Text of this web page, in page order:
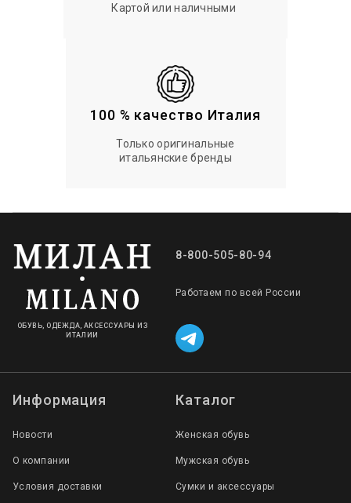
Картой или наличными
100 % качество Италия
Только оригинальные
итальянские бренды
ОБУВЬ, ОДЕЖДА, АКСЕССУАРЫ ИЗ
ИТАЛИИ
8-800-505-80-94
Работаем по всей России
Информация
Новости
О компании
Условия доставки
Каталог
Женская обувь
Мужская обувь
Сумки и аксессуары